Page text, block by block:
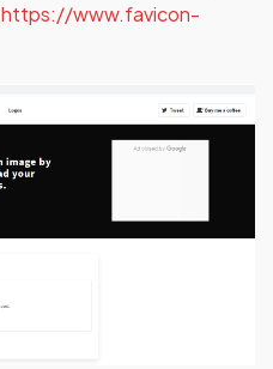
https://www.favicon-